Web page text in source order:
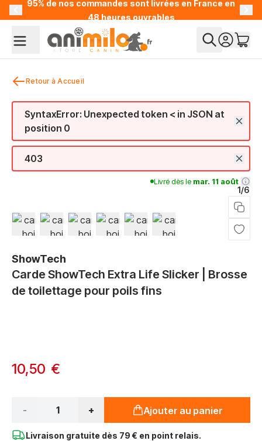
Allez au contenu
95% de nos commandes sont livrées en France en
48 heures ouvrables
Retour à Accueil
SyntaxError: Unexpected token < in JSON at
position 0
403
Carde ShowTech Extra Life Slicker | Brosse
de toilettage pour poils fins
ShowTech
1/6
View larger image
View larger image
View larger image
View larger image
View larger image
View larger image
Livré dès le mar. 11 août
À partir de:
10,50 €
- + Ajouter au panier
Livraison gratuite dès 79 € en point relais.